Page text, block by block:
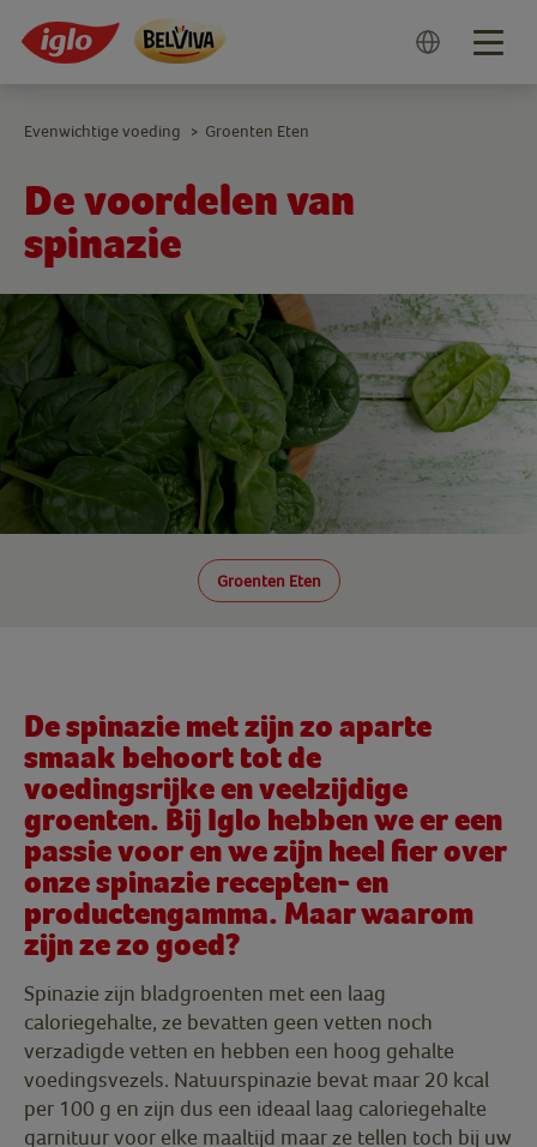
De voordelen van
spinazie
Groenten Eten
Evenwichtige voeding > Groenten Eten
De spinazie met zijn zo aparte
smaak behoort tot de
voedingsrijke en veelzijdige
groenten. Bij Iglo hebben we er een
passie voor en we zijn heel fier over
onze spinazie recepten- en
productengamma. Maar waarom
zijn ze zo goed?
Spinazie zijn bladgroenten met een laag
caloriegehalte, ze bevatten geen vetten noch
verzadigde vetten en hebben een hoog gehalte
voedingsvezels. Natuurspinazie bevat maar 20 kcal
per 100 g en zijn dus een ideaal laag caloriegehalte
garnituur voor elke maaltijd maar ze tellen toch bij uw